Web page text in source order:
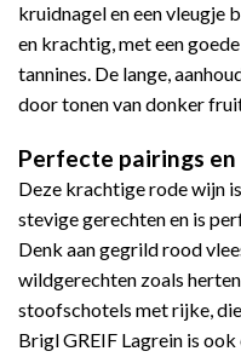
kruidnagel en een vleugje
en krachtig, met een
tannines. De lange,
door tonen van donker
Perfecte pairings
Deze krachtige rode wijn
stevige gerechten en is
Denk aan gegrild rood
wildgerechten zoals
stoofschotels met rijke,
Brigl GREIF Lagrein is